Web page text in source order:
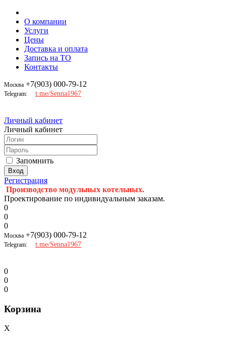
О компании
Услуги
Цены
Доставка и оплата
Запись на ТО
Контакты
Москва +7(903) 000-79-12
Telegram: t.me/Senna1967
Личный кабинет
Личный кабинет
Запомнить
Регистрация
Производство модульных котельных.
Проектирование по индивидуальным заказам.
0
0
0
Москва +7(903) 000-79-12
Telegram: t.me/Senna1967
0
0
0
Корзина
X